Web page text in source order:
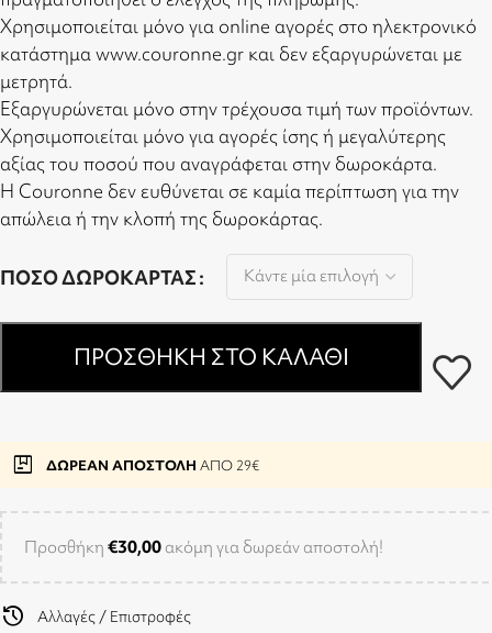
Χρησιμοποιείται μόνο για online αγορές στο ηλεκτρονικό
κατάστημα www.couronne.gr και δεν εξαργυρώνεται με
μετρητά.
Εξαργυρώνεται μόνο στην τρέχουσα τιμή των προϊόντων.
Χρησιμοποιείται μόνο για αγορές ίσης ή μεγαλύτερης
αξίας του ποσού που αναγράφεται στην δωροκάρτα.
Η Couronne δεν ευθύνεται σε καμία περίπτωση για την
απώλεια ή την κλοπή της δωροκάρτας.
ΠΟΣΌ ΔΩΡΟΚΆΡΤΑΣ
ΠΡΟΣΘΉΚΗ ΣΤΟ ΚΑΛΆΘΙ
package ΔΩΡΕΑΝ ΑΠΟΣΤΟΛΗ ΑΠΟ 29€
Προσθήκη €30,00 ακόμη για δωρεάν αποστολή!
history Αλλαγές / Επιστροφές